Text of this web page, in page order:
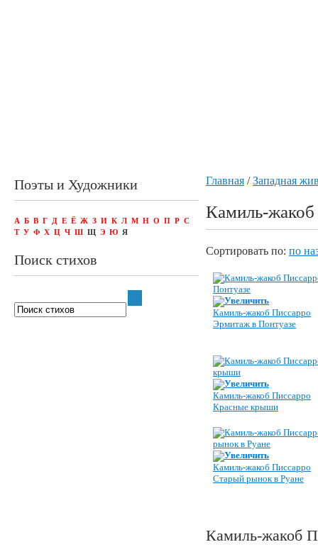
Главная /Западная
Камиль-
Сортировать по: по
Увеличить
Камиль-жакоб Писсарро
Эрмитаж в Понтуазе
Увеличить
Камиль-жакоб Писсарро
Красные крыши
Увеличить
Камиль-жакоб Писсарро
Старый рынок в Руане
Камиль-жакоб
Поэты и Художники
А Б В Г Д Е Ё Ж З И К Л М Н О П Р С
Т У Ф Х Ц Ч Ш Щ Э Ю Я
Поиск стихов